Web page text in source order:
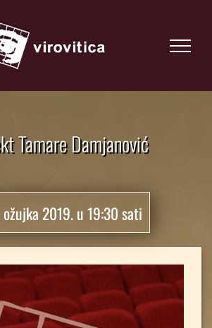
Tamare Damjanović
ožujka 2019. u 19:30 sati